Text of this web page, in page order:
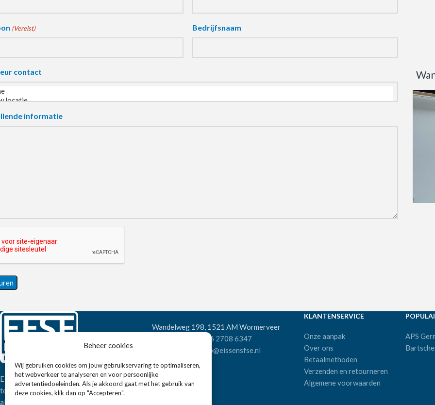
Beheer cookies
Wij gebruiken cookies om jouw gebruikservaring te optimaliseren,
het webverkeer te analyseren en voor persoonlijke
advertentiedoeleinden. Als je akkoord gaat met het gebruik van
deze cookies, klik dan op "Accepteren".
(Vereist) Bedrijfsnaam
contact
informatie
Eissens FSE is een horeca
totaalleverancier. U vindt bij ons niet
alleen inspiratie maar ook een breed
Wandelweg 198, 1521 AM Wormerveer
+31 6 2708 6347
verkoop@eissensfse.nl
KLANTENSERVICE
Onze aanpak
Over ons
Betaalmethoden
Verzenden en retourneren
Algemene voorwaarden
APS